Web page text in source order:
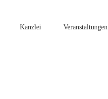
Kanzlei Veranstaltungen